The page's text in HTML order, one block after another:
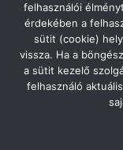
Proudly powered by
felhasználói
érdekében a
sütit (cookie)
vissza. Ha a
a sütit kezelő
felhasználó